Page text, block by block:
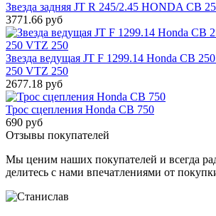
Звезда задняя JT R 245/2.45 HONDA CB
3771.66 руб
Звезда ведущая JT F 1299.14 Honda CB
250 VTZ 250
2677.18 руб
Трос сцепления Honda CB 750
690 руб
Отзывы покупателей
Мы ценим наших покупателей и всегда
делитесь с нами впечатлениями от